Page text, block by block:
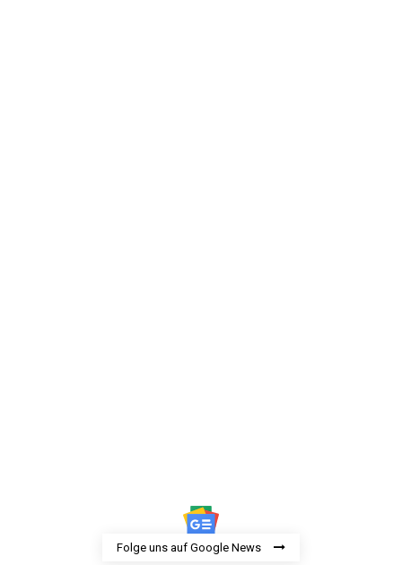
Folge uns auf Google News